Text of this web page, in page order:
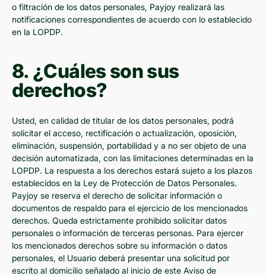
o filtración de los datos personales, Payjoy realizará las
notificaciones correspondientes de acuerdo con lo establecido
en la LOPDP.
8. ¿Cuáles son sus
derechos?
Usted, en calidad de titular de los datos personales, podrá
solicitar el acceso, rectificación o actualización, oposición,
eliminación, suspensión, portabilidad y a no ser objeto de una
decisión automatizada, con las limitaciones determinadas en la
LOPDP. La respuesta a los derechos estará sujeto a los plazos
establecidos en la Ley de Protección de Datos Personales.
Payjoy se reserva el derecho de solicitar información o
documentos de respaldo para el ejercicio de los mencionados
derechos. Queda estrictamente prohibido solicitar datos
personales o información de terceras personas. Para ejercer
los mencionados derechos sobre su información o datos
personales, el Usuario deberá presentar una solicitud por
escrito al domicilio señalado al inicio de este Aviso de